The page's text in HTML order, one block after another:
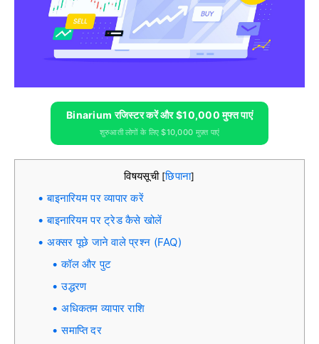
Binarium रजिस्टर करें और $10,000 मुफ्त पाएं
शुरुआती लोगों के लिए $10,000 मुफ़्त पाएं
विषयसूची [छिपाना]
बाइनारियम पर व्यापार करें
बाइनारियम पर ट्रेड कैसे खोलें
अक्सर पूछे जाने वाले प्रश्न (FAQ)
कॉल और पुट
उद्धरण
अधिकतम व्यापार राशि
समाप्ति दर